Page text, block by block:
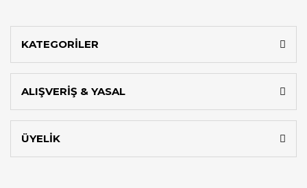
KATEGORİLER
ALIŞVERİŞ & YASAL
ÜYELİK